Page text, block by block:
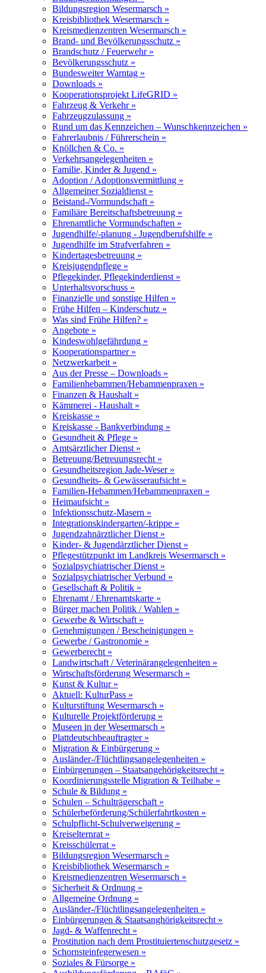
Bildungsregion Wesermarsch »
Kreisbibliothek Wesermarsch »
Kreismedienzentren Wesermarsch »
Brand- und Bevölkerungsschutz »
Brandschutz / Feuerwehr »
Bevölkerungsschutz »
Bundesweiter Warntag »
Downloads »
Kooperationsprojekt LifeGRID »
Fahrzeug & Verkehr »
Fahrzeugzulassung »
Rund um das Kennzeichen – Wunschkennzeichen »
Fahrerlaubnis / Führerschein »
Knöllchen & Co. »
Verkehrsangelegenheiten »
Familie, Kinder & Jugend »
Adoption / Adoptionsvermittlung »
Allgemeiner Sozialdienst »
Beistand-/Vormundschaft »
Familiäre Bereitschaftsbetreuung »
Ehrenamtliche Vormundschaften »
Jugendhilfe/-planung - Jugendberufshilfe »
Jugendhilfe im Strafverfahren »
Kindertagesbetreuung »
Kreisjugendpflege »
Pflegekinder, Pflegekinderdienst »
Unterhaltsvorschuss »
Finanzielle und sonstige Hilfen »
Frühe Hilfen – Kinderschutz »
Was sind Frühe Hilfen? »
Angebote »
Kindeswohlgefährdung »
Kooperationspartner »
Netzwerkarbeit »
Aus der Presse – Downloads »
Familienhebammen/Hebammenpraxen »
Finanzen & Haushalt »
Kämmerei - Haushalt »
Kreiskasse »
Kreiskasse - Bankverbindung »
Gesundheit & Pflege »
Amtsärztlicher Dienst »
Betreuung/Betreuungsrecht »
Gesundheitsregion Jade-Weser »
Gesundheits- & Gewässeraufsicht »
Familien-Hebammen/Hebammenpraxen »
Heimaufsicht »
Infektionsschutz-Masern »
Integrationskindergarten/-krippe »
Jugendzahnärztlicher Dienst »
Kinder- & Jugendärztlicher Dienst »
Pflegestützpunkt im Landkreis Wesermarsch »
Sozialpsychiatrischer Dienst »
Sozialpsychiatrischer Verbund »
Gesellschaft & Politik »
Ehrenamt / Ehrenamtskarte »
Bürger machen Politik / Wahlen »
Gewerbe & Wirtschaft »
Genehmigungen / Bescheinigungen »
Gewerbe / Gastronomie »
Gewerberecht »
Landwirtschaft / Veterinärangelegenheiten »
Wirtschaftsförderung Wesermarsch »
Kunst & Kultur »
Aktuell: KulturPass »
Kulturstiftung Wesermarsch »
Kulturelle Projektförderung »
Museen in der Wesermarsch »
Plattdeutschbeauftragter »
Migration & Einbürgerung »
Ausländer-/Flüchtlingsangelegenheiten »
Einbürgerungen – Staatsangehörigkeitsrecht »
Koordinierungsstelle Migration & Teilhabe »
Schule & Bildung »
Schulen – Schulträgerschaft »
Schülerbeförderung/Schülerfahrtkosten »
Schulpflicht-Schulverweigerung »
Kreiselternrat »
Kreisschülerrat »
Bildungsregion Wesermarsch »
Kreisbibliothek Wesermarsch »
Kreismedienzentren Wesermarsch »
Sicherheit & Ordnung »
Allgemeine Ordnung »
Ausländer-/Flüchtlingsangelegenheiten »
Einbürgerungen & Staatsanghörigkeitsrecht »
Jagd- & Waffenrecht »
Prostitution nach dem Prostituiertenschutzgesetz »
Schornsteinfegerwesen »
Soziales & Fürsorge »